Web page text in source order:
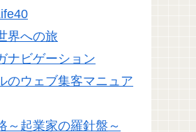
界への旅
ナビゲーション
のウェブ集客マニュア
～起業家の羅針盤～